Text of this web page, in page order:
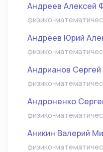
Андреев Алексей
физико-
Андреев Юрий
физико-
Андрианов Сергей
физико-
Андроненко
физико-
Аникин Валерий
физико-